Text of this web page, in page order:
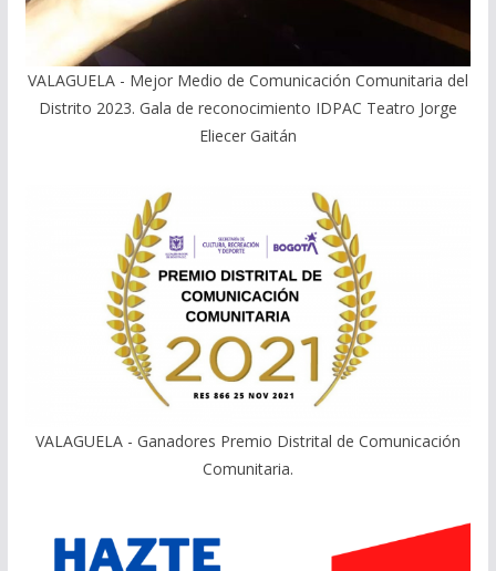
VALAGUELA - Mejor Medio de Comunicación Comunitaria del
Distrito 2023. Gala de reconocimiento IDPAC Teatro Jorge
Eliecer Gaitán
VALAGUELA - Ganadores Premio Distrital de Comunicación
Comunitaria.